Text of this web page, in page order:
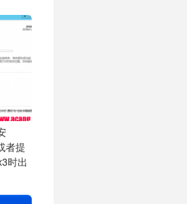
者提
时出